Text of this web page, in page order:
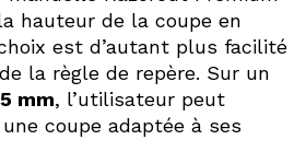
hauteur de la coupe en
est d’autant plus facilité
la règle de repère. Sur un
mm, l’utilisateur peut
coupe adaptée à ses